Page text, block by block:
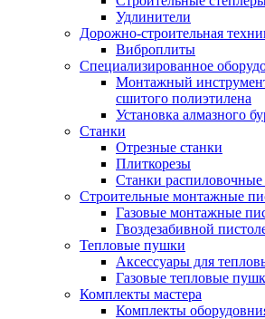
Удлинители
Дорожно-строительная
Виброплиты
Специализированное
Монтажный
сшитого полиэтилена
Установка алмазного
Станки
Отрезные станки
Плиткорезы
Станки
Строительные монтажные
Газовые монтажные
Гвоздезабивной
Тепловые пушки
Аксессуары для
Газовые тепловые
Комплекты мастера
Комплекты